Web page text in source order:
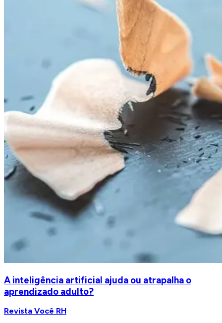
A inteligência artificial ajuda ou atrapalha o
aprendizado adulto?
Revista Você RH